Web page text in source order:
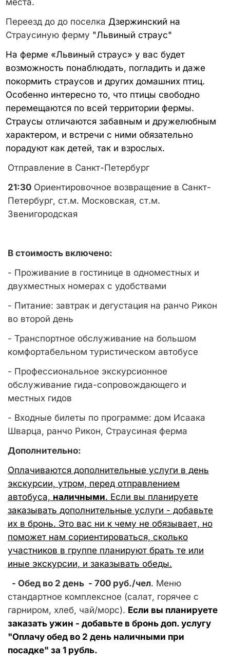
места.
Переезд до до поселка Дзержинский на
Страусиную ферму "Львиный страус"
На ферме «Львиный страус» у вас будет
возможность понаблюдать, погладить и даже
покормить страусов и других домашних птиц.
Особенно интересно то, что птицы свободно
перемещаются по всей территории фермы.
Страусы отличаются забавным и дружелюбным
характером, и встречи с ними обязательно
порадуют как детей, так и взрослых.
Отправление в Санкт-Петербург
21:30 Ориентировочное возвращение в Санкт-
Петербург, ст.м. Московская, ст.м.
Звенигородская
В стоимость включено:
- Проживание в гостинице в одноместных и
двухместных номерах с удобствами
- Питание: завтрак и дегустация на ранчо Рикон
во второй день
- Транспортное обслуживание на большом
комфортабельном туристическом автобусе
- Профессиональное экскурсионное
обслуживание гида-сопровождающего и
местных гидов
- Входные билеты по программе: дом Исаака
Шварца, ранчо Рикон, Страусиная ферма
Дополнительно:
Оплачиваются дополнительные услуги в день
экскурсии, утром, перед отправлением
автобуса, наличными. Если вы планируете
заказывать дополнительные услуги - добавьте
их в бронь. Это вас ни к чему не обязывает, но
поможет нам сориентироваться, сколько
участников в группе планируют брать те или
иные экскурсии, и заказывать обеды.
- Обед во 2 день - 700 руб./чел. Меню
стандартное комплексное (салат, горячее с
гарниром, хлеб, чай/морс). Если вы планируете
заказать ужин - добавьте в бронь доп. услугу
"Оплачу обед во 2 день наличными при
посадке" за 1 рубль.